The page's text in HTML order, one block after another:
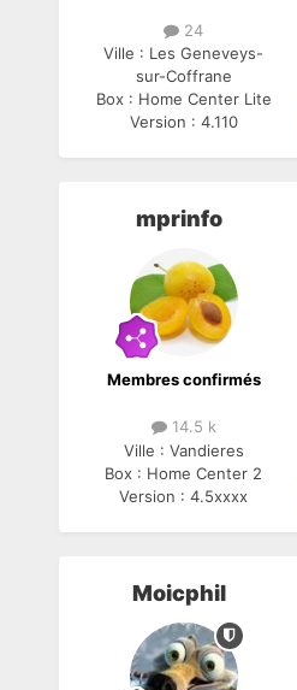
24
Ville : Les Geneveys-
sur-Coffrane
Box : Home Center Lite
Version : 4.110
mprinfo
Membres confirmés
14.5 k
Ville : Vandieres
Box : Home Center 2
Version :4.5xxxx
Moicphil